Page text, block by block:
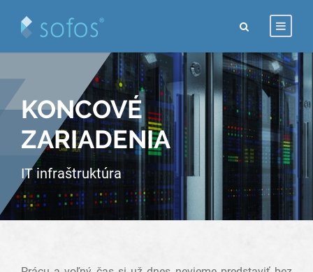
KONCOVÉ
ZARIADENIA
IT infraštruktúra